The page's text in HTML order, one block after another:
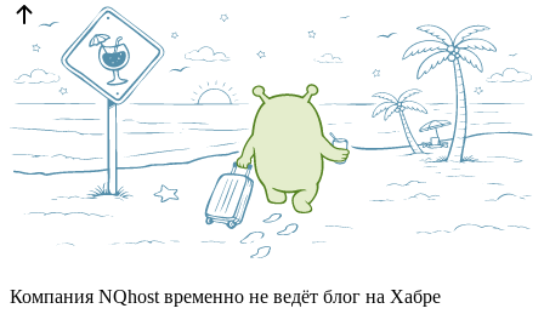
Компания NQhost временно не ведёт блог на Хабре